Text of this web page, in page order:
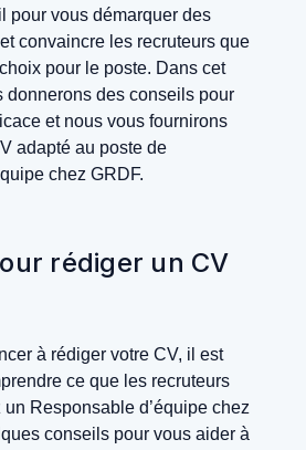
pour vous démarquer des
convaincre les recruteurs que
pour le poste. Dans cet
donnerons des conseils pour
et nous vous fournirons
adapté au poste de
chez GRDF.
rédiger un CV
à rédiger votre CV, il est
ce que les recruteurs
Responsable d’équipe chez
conseils pour vous aider à